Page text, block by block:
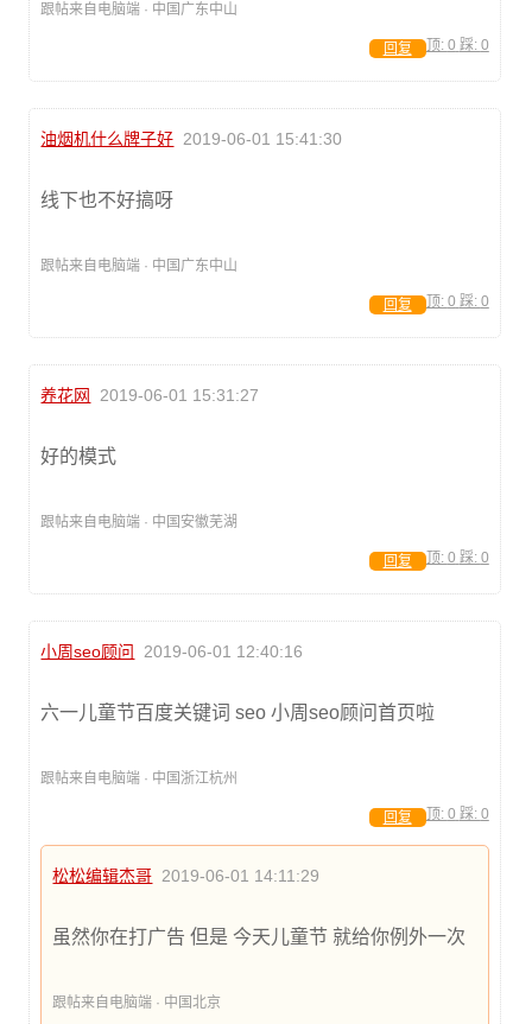
跟帖来自电脑端 · 中国广东中山
顶: 0 踩: 0
回复
油烟机什么牌子好 2019-06-01 15:41:30
线下也不好搞呀
跟帖来自电脑端 · 中国广东中山
顶: 0 踩: 0
回复
养花网 2019-06-01 15:31:27
好的模式
跟帖来自电脑端 · 中国安徽芜湖
顶: 0 踩: 0
回复
小周seo顾问 2019-06-01 12:40:16
六一儿童节百度关键词 seo 小周seo顾问首页啦
跟帖来自电脑端 · 中国浙江杭州
顶: 0 踩: 0
回复
松松编辑杰哥 2019-06-01 14:11:29
虽然你在打广告 但是 今天儿童节 就给你例外一次
跟帖来自电脑端 · 中国北京